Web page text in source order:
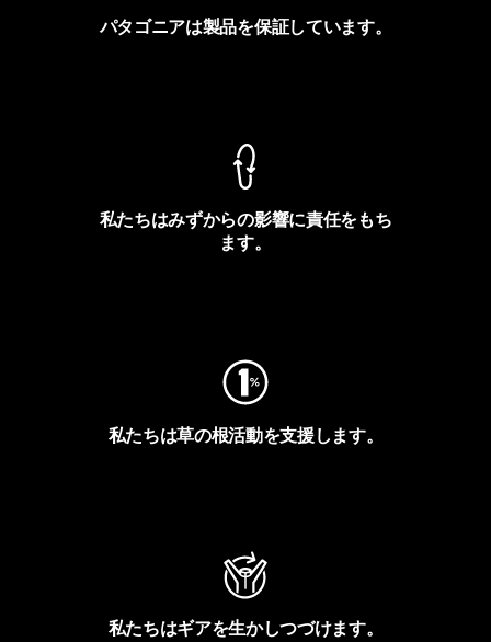
パタゴニアは製品を保証しています。
私たちはみずからの影響に責任をもち
ます。
私たちは草の根活動を支援します。
私たちはギアを生かしつづけます。